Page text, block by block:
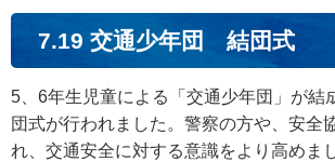
7.19 交通少年団 結団式
5、6年生児童による「交通少年団」が結
団式が行われました。警察の方や、安全
れ、交通安全に対する意識をより高めま